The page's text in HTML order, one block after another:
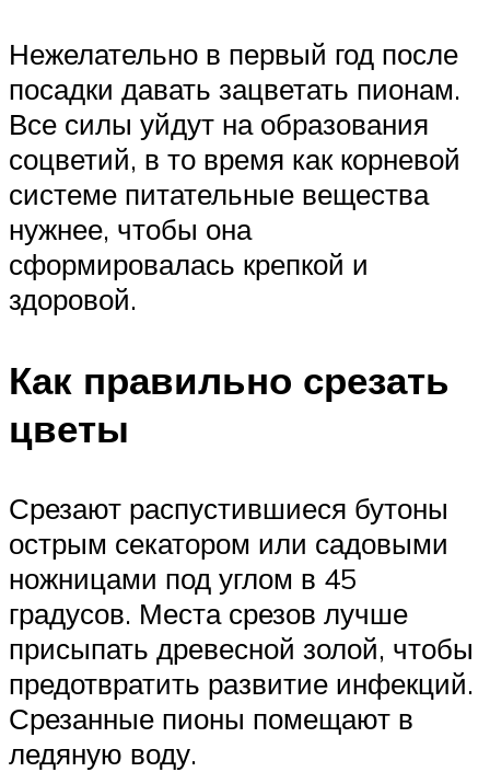
Нежелательно в первый год после
посадки давать зацветать пионам.
Все силы уйдут на образования
соцветий, в то время как корневой
системе питательные вещества
нужнее, чтобы она
сформировалась крепкой и
здоровой.
Как правильно срезать
цветы
Срезают распустившиеся бутоны
острым секатором или садовыми
ножницами под углом в 45
градусов. Места срезов лучше
присыпать древесной золой, чтобы
предотвратить развитие инфекций.
Срезанные пионы помещают в
ледяную воду.